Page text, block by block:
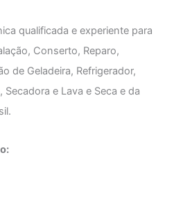
qualificada e experiente para
Conserto, Reparo,
de Geladeira, Refrigerador,
e Lava e Seca e da